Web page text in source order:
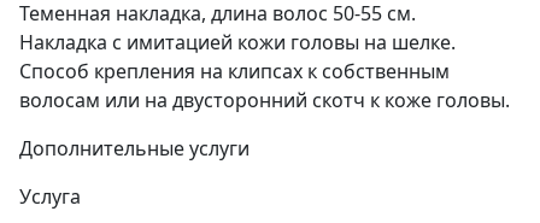
Теменная накладка, длина волос 50-55 см.
Накладка с имитацией кожи головы на шелке.
Способ крепления на клипсах к собственным
волосам или на двусторонний скотч к коже головы.
Дополнительные услуги
Услуга